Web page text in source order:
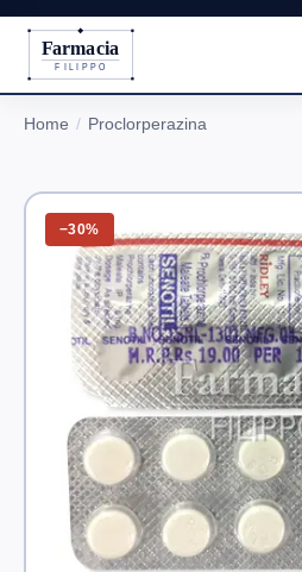
Farmacia
FILIPPO
Home Proclorperazina
−30%